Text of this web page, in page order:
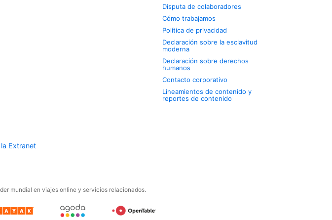
Disputa de colaboradores
Cómo trabajamos
Política de privacidad
Declaración sobre la esclavitud
moderna
Declaración sobre derechos
humanos
Contacto corporativo
Lineamientos de contenido y
reportes de contenido
Extranet
mundial en viajes online y servicios relacionados.